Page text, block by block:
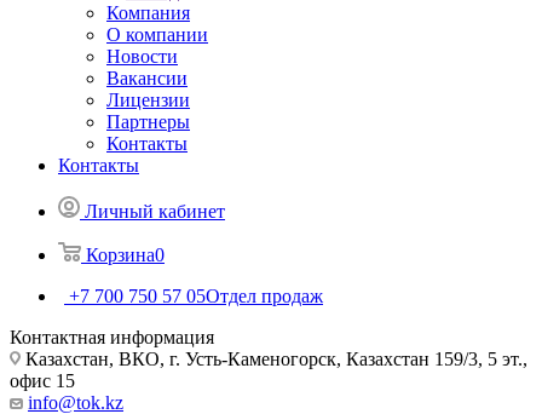
Компания
О компании
Новости
Вакансии
Лицензии
Партнеры
Контакты
Контакты
Личный кабинет
Корзина0
+7 700 750 57 05Отдел продаж
Контактная информация
Казахстан, ВКО, г. Усть-Каменогорск, Казахстан 159/3, 5 эт.,
офис 15
info@tok.kz